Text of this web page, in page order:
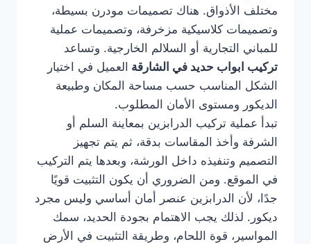
مختلف الأذواق. هناك تصميمات مودرن بسيطة،
وتصميمات كلاسيكية مزخرفة، وتصميمات عملية
للمباني التجارية أو السلالم الخارجية. وتساعد
تركيب ابواب حديد في الشارقة العميل في اختيار
الشكل المناسب حسب مساحة المكان وطبيعة
الديكور ومستوى الأمان المطلوب.
تبدأ عملية تركيب الدرابزين بمعاينة السلم أو
الشرفة وأخذ المقاسات بدقة، ثم يتم تجهيز
التصميم وتنفيذه داخل الورشة، وبعدها يتم التركيب
في الموقع. ومن الضروري أن يكون التثبيت قويًا
جدًا، لأن الدرابزين عنصر أمان أساسي وليس مجرد
ديكور. لذلك يجب الاهتمام بجودة الحديد، سمك
المواسير، قوة اللحام، وطريقة التثبيت في الأرض